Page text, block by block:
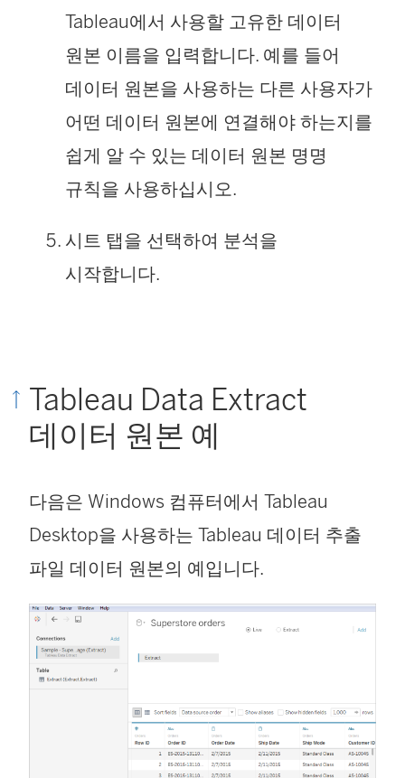
Tableau에서 사용할 고유한 데이터
원본 이름을 입력합니다. 예를 들어
데이터 원본을 사용하는 다른 사용자가
어떤 데이터 원본에 연결해야 하는지를
쉽게 알 수 있는 데이터 원본 명명
규칙을 사용하십시오.
시트 탭을 선택하여 분석을
시작합니다.
Tableau Data Extract
데이터 원본 예
다음은 Windows 컴퓨터에서 Tableau
Desktop을 사용하는 Tableau 데이터 추출
파일 데이터 원본의 예입니다.